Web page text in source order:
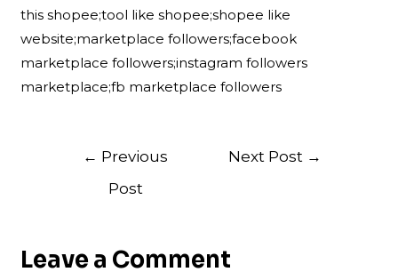
this shopee;tool like shopee;shopee like
website;marketplace followers;facebook
marketplace followers;instagram followers
marketplace;fb marketplace followers
Post
navigation
← Previous
Post
Next Post →
Leave a Comment